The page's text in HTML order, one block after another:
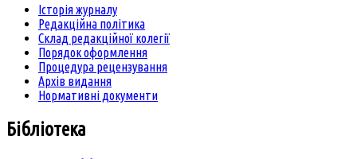
Історія журналу
Редакційна політика
Склад редакційної колегії
Порядок оформлення
Процедура рецензування
Архів видання
Нормативні документи
Бібліотека